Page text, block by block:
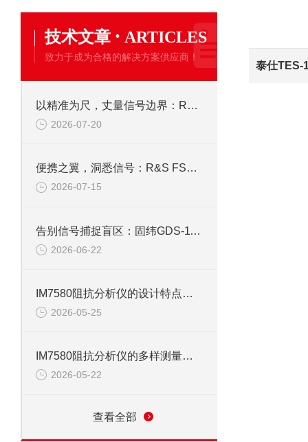
技术文章 · ARTICLES
致力于成为合格的解决方案供应商！
以精准为尺，丈量信号边界：R&S FSH4手持频谱仪的核心应用价值
2026-07-20
便携之翼，洞悉信号：R&S FSH4手持频谱仪功能解码
2026-07-15
告别信号捕捉盲区：固纬GDS-1102示波器峰值侦测与触发系统全攻略
2026-06-22
IM7580阻抗分析仪的设计特点与技术优势
2026-05-25
IM7580阻抗分析仪的多样测量模式与应用
2026-05-22
查看全部
泰仕TES-